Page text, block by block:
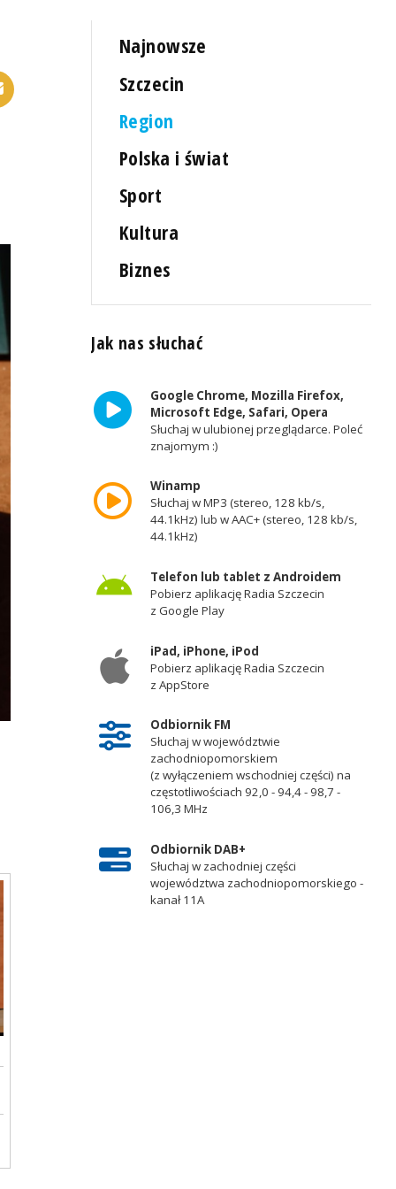
Najnowsze
Szczecin
Region
Polska i świat
Sport
Kultura
Biznes
Jak nas słuchać
Google Chrome, Mozilla Firefox,
Microsoft Edge, Safari, Opera
Słuchaj w ulubionej przeglądarce. Poleć
znajomym :)
Winamp
Słuchaj w MP3 (stereo, 128 kb/s,
44.1kHz) lub w AAC+ (stereo, 128 kb/s,
44.1kHz)
Telefon lub tablet z Androidem
Pobierz aplikację Radia Szczecin
z Google Play
iPad, iPhone, iPod
Pobierz aplikację Radia Szczecin
z AppStore
Odbiornik FM
Słuchaj w województwie
zachodniopomorskiem
(z wyłączeniem wschodniej części) na
częstotliwościach 92,0 - 94,4 - 98,7 -
106,3 MHz
Odbiornik DAB+
Słuchaj w zachodniej części
województwa zachodniopomorskiego -
kanał 11A